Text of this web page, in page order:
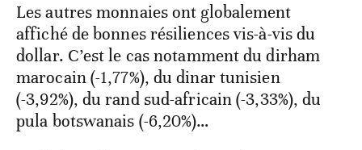
Les autres monnaies ont globalement
affiché de bonnes résiliences vis-à-vis du
dollar. C’est le cas notamment du dirham
marocain (-1,77%), du dinar tunisien
(-3,92%), du rand sud-africain (-3,33%), du
pula botswanais (-6,20%)…